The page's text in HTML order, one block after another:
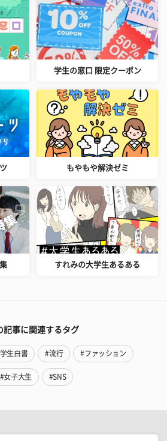
学生の窓口 限定クーポン
もやもや解決ゼミ
すれみの大学生あるある
記事に関連するタグ
生白書 #流行 #ファッション
#女子大生 #SNS